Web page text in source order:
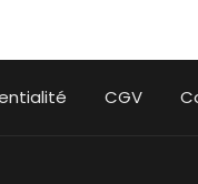
CGV